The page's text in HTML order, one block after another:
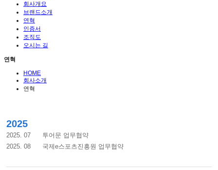
회사개요
브랜드소개
연혁
인증서
조직도
오시는 길
연혁
HOME
회사소개
연혁
2025
2025. 07 투어문 업무협약
2025. 08 국제e스포츠진흥원 업무협약